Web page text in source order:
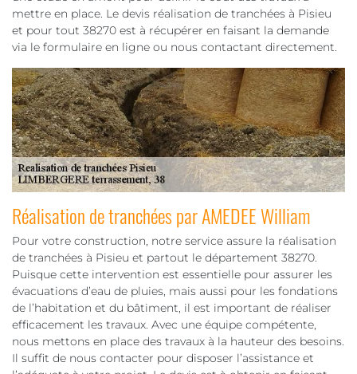
mettre en place. Le devis réalisation de tranchées à Pisieu
et pour tout 38270 est à récupérer en faisant la demande
via le formulaire en ligne ou nous contactant directement.
Réalisation de tranchées par AMEDEE William
Pour votre construction, notre service assure la réalisation
de tranchées à Pisieu et partout le département 38270.
Puisque cette intervention est essentielle pour assurer les
évacuations d’eau de pluies, mais aussi pour les fondations
de l’habitation et du bâtiment, il est important de réaliser
efficacement les travaux. Avec une équipe compétente,
nous mettons en place des travaux à la hauteur des besoins.
Il suffit de nous contacter pour disposer l’assistance et